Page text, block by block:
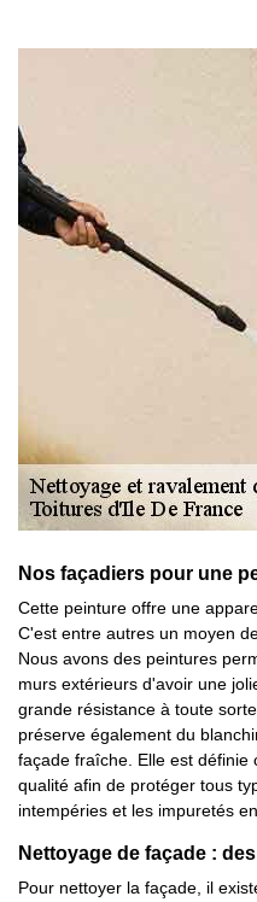
Nos façadiers pour une
Cette peinture offre une
C'est entre autres un moyen
Nous avons des peintures
murs extérieurs d'avoir une
grande résistance à toute
préserve également du
façade fraîche. Elle est
qualité afin de protéger tous
intempéries et les impuretés
Nettoyage de façade :
Pour nettoyer la façade, il